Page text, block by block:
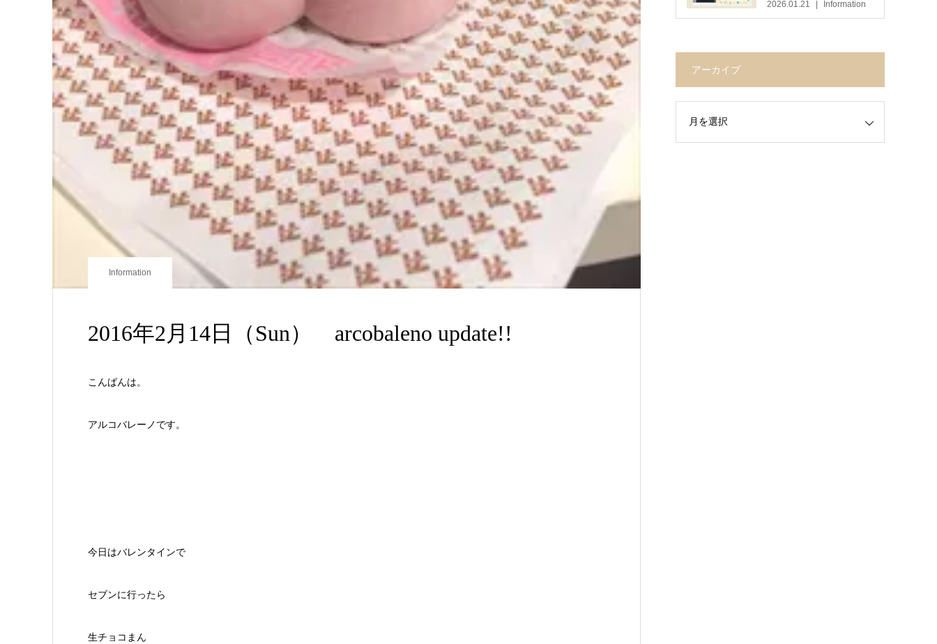
Information
2016年2月14日（Sun） arcobaleno update!!
こんばんは。
アルコバレーノです。
今日はバレンタインで
セブンに行ったら
生チョコまん
2026.01.21 Information
アーカイブ